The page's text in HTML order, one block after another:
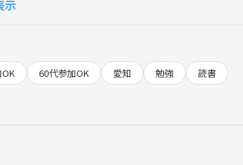
らないように設定される方もいらっしゃいます✨
や作業をする仲間を募集しています( '-' )- ̗̀🤝 ̖́-( '-' )
いことでOKです‪👍🏻
示
60代参加OK 愛知 勉強
読書